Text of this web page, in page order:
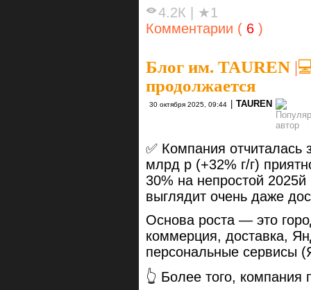
4.2К
★1
Комментарии ( 6 )
Блог им. TAUREN |
продолжается
30 октября 2025, 09:44 TAUREN
✅ Компания отчиталась
млрд р (+32% г/г)
30% на непростой
выглядит очень даже
Основа роста — это
коммерция, доставка,
персональные сервисы
👆 Более того, компания